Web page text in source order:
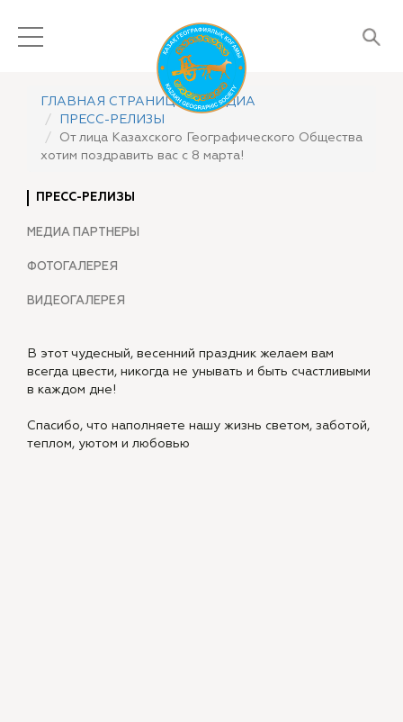
ГЛАВНАЯ СТРАНИЦА
МЕДИА
ПРЕСС-РЕЛИЗЫ
От лица Казахского Географического Общества
хотим поздравить вас с 8 марта!
ПРЕСС-РЕЛИЗЫ
МЕДИА ПАРТНЕРЫ
ФОТОГАЛЕРЕЯ
ВИДЕОГАЛЕРЕЯ
В этот чудесный, весенний праздник желаем вам
всегда цвести, никогда не унывать и быть счастливыми
в каждом дне!
Спасибо, что наполняете нашу жизнь светом, заботой,
теплом, уютом и любовью